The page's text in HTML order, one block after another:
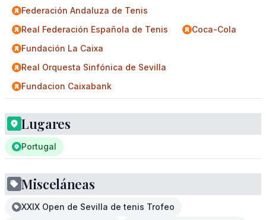
Federación Andaluza de Tenis
Real Federación Española de Tenis
Coca-Cola
Fundación La Caixa
Real Orquesta Sinfónica de Sevilla
Fundacion Caixabank
Lugares
Portugal
Misceláneas
XXIX Open de Sevilla de tenis Trofeo